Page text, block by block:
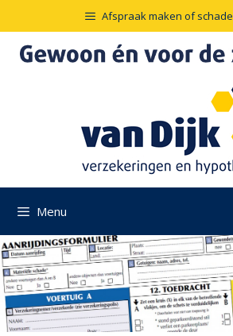
de
inhoud
Afspraak maken of
Menu